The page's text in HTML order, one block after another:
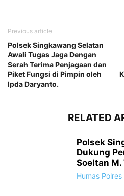
Previous article
Polsek Singkawang Selatan
Awali Tugas Jaga Dengan
Serah Terima Penjagaan dan
Piket Fungsi di Pimpin oleh
Ipda Daryanto.
RELATED
Polsek
Dukung
Soeltan
Humas Polres